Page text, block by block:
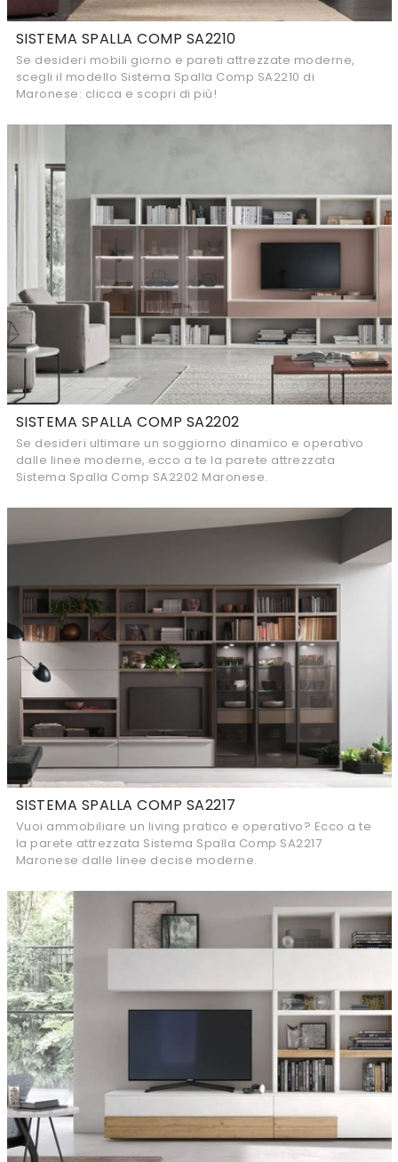
SISTEMA SPALLA COMP SA2210
Se desideri mobili giorno e pareti attrezzate moderne,
scegli il modello Sistema Spalla Comp SA2210 di
Maronese: clicca e scopri di più!
SISTEMA SPALLA COMP SA2202
Se desideri ultimare un soggiorno dinamico e operativo
dalle linee moderne, ecco a te la parete attrezzata
Sistema Spalla Comp SA2202 Maronese.
SISTEMA SPALLA COMP SA2217
Vuoi ammobiliare un living pratico e operativo? Ecco a te
la parete attrezzata Sistema Spalla Comp SA2217
Maronese dalle linee decise moderne.